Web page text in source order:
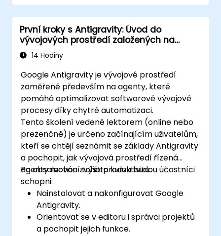
První kroky s Antigravity: Úvod do
vývojových prostředí založených na
agenty14 Hodiny
Google Antigravity je vývojové prostředí
zaměřené především na agenty, které
pomáhá optimalizovat softwarové vývojové
procesy díky chytré automatizaci.
Tento školení vedené lektorem (online nebo
prezenčně) je určeno začínajícím uživatelům,
kteří se chtějí seznámit se základy Antigravity
a pochopit, jak vývojová prostředí řízená
agenty mohou zvýšit produktivitu.
Po absolvování tohoto kurzu budou účastníci
schopni:
Nainstalovat a nakonfigurovat Google
Antigravity.
Orientovat se v editoru i správci projektů
a pochopit jejich funkce.